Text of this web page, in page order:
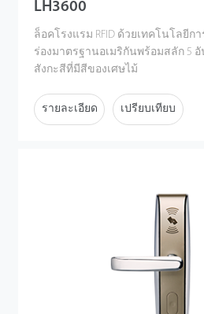
LH3600
ล็อคโรงแรม RFID ด้วยเทคโนโลยีกา
ร่องมาตรฐานอเมริกันพร้อมสลัก 5
สังกะสีที่มีสีของเศษไม้
รายละเอียด เปรียบเทียบ